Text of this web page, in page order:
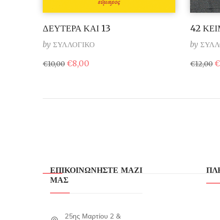
ΔΕΥΤΕΡΑ ΚΑΙ 13
by ΣΥΛΛΟΓΙΚΟ
€10,00 Original
price
€8,00
42
by
€12,00 €
ΕΠΙΚΟΙΝΩΝΗΣΤΕ ΜΑΖΙ
ΜΑΣ
25ης Μαρτίου 2 &